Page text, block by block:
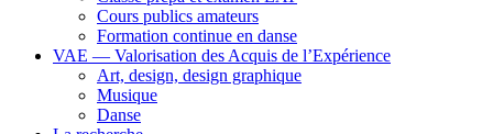
Cours publics amateurs
Formation continue en danse
VAE — Valorisation des Acquis de l’Expérience
Art, design, design graphique
Musique
Danse